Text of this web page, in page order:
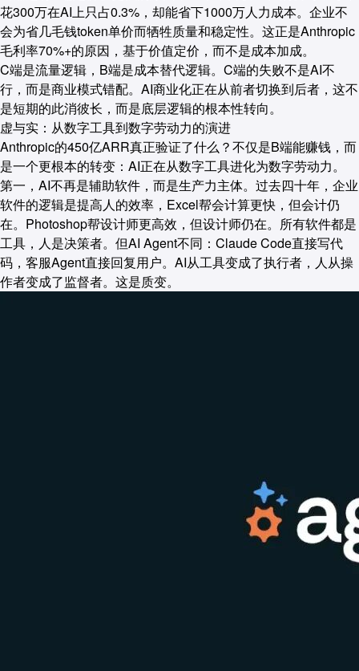
花300万在AI上只占0.3%，却能省下1000万人力成本。企业不
会为省几毛钱token单价而牺牲质量和稳定性。这正是Anthropic
毛利率70%+的原因，基于价值定价，而不是成本加成。
C端是流量逻辑，B端是成本替代逻辑。C端的失败不是AI不
行，而是商业模式错配。AI商业化正在从前者切换到后者，这不
是短期的此消彼长，而是底层逻辑的根本性转向。
虚与实：从数字工具到数字劳动力的演进
Anthropic的450亿ARR真正验证了什么？不仅是B端能赚钱，而
是一个更根本的转变：AI正在从数字工具进化为数字劳动力。
第一，AI不再是辅助软件，而是生产力主体。过去四十年，企业
软件的逻辑是提高人的效率，Excel帮会计算更快，但会计仍
在。Photoshop帮设计师更高效，但设计师仍在。所有软件都是
工具，人是决策者。但AI Agent不同：Claude Code直接写代
码，客服Agent直接回复用户。AI从工具变成了执行者，人从操
作者变成了监督者。这是质变。